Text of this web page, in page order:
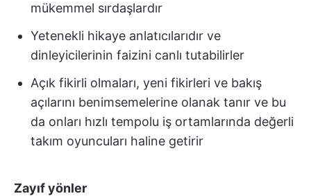
mükemmel sırdaşlardır
Yetenekli hikaye anlatıcılarıdır ve
dinleyicilerinin faizini canlı tutabilirler
Açık fikirli olmaları, yeni fikirleri ve bakış
açılarını benimsemelerine olanak tanır ve bu
da onları hızlı tempolu iş ortamlarında değerli
takım oyuncuları haline getirir
Zayıf yönler